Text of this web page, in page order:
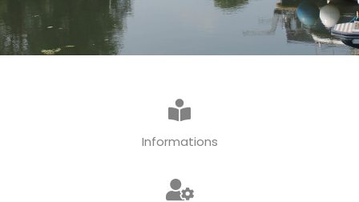
Informations